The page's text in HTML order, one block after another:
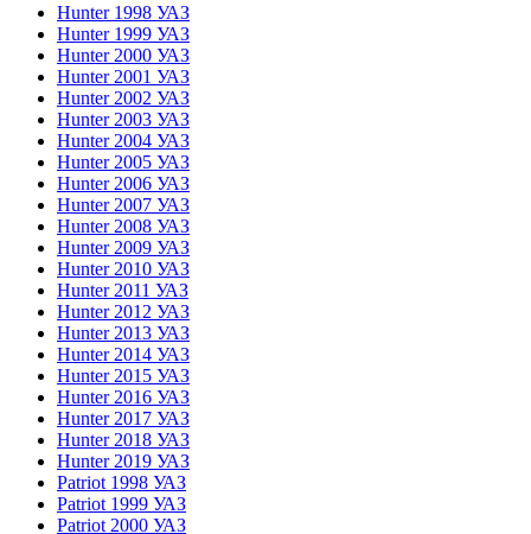
Hunter 1998 УАЗ
Hunter 1999 УАЗ
Hunter 2000 УАЗ
Hunter 2001 УАЗ
Hunter 2002 УАЗ
Hunter 2003 УАЗ
Hunter 2004 УАЗ
Hunter 2005 УАЗ
Hunter 2006 УАЗ
Hunter 2007 УАЗ
Hunter 2008 УАЗ
Hunter 2009 УАЗ
Hunter 2010 УАЗ
Hunter 2011 УАЗ
Hunter 2012 УАЗ
Hunter 2013 УАЗ
Hunter 2014 УАЗ
Hunter 2015 УАЗ
Hunter 2016 УАЗ
Hunter 2017 УАЗ
Hunter 2018 УАЗ
Hunter 2019 УАЗ
Patriot 1998 УАЗ
Patriot 1999 УАЗ
Patriot 2000 УАЗ